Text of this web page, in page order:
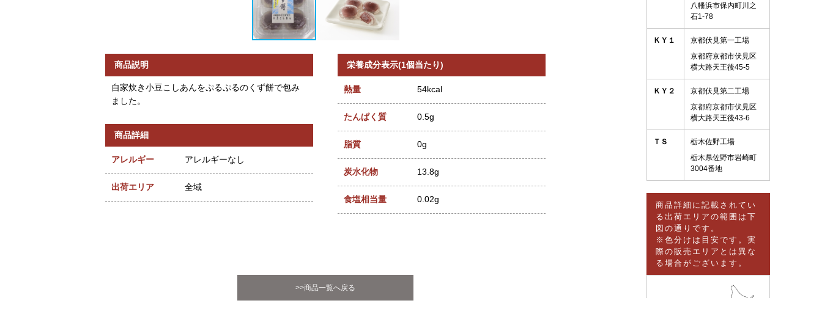
商品説明
自家炊き小豆こしあんをぷるぷるのくず餅で包み
ました。
商品詳細
アレルギー アレルギーなし
出荷エリア 全域
栄養成分表示(1個当たり)
熱量 54kcal
たんぱく質 0.5g
脂質 0g
炭水化物 13.8g
食塩相当量 0.02g
>>商品一覧へ戻る
八幡浜市保内町川之
石1-78
ＫＹ１
京都伏見第一工場
京都府京都市伏見区
横大路天王後45-5
ＫＹ２
京都伏見第二工場
京都府京都市伏見区
横大路天王後43-6
ＴＳ
栃木佐野工場
栃木県佐野市岩崎町
3004番地
商品詳細に記載されてい
る出荷エリアの範囲は下
図の通りです。
※色分けは目安です。実
際の販売エリアとは異な
る場合がございます。